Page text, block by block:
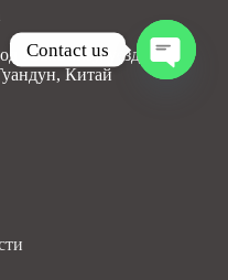
Юаньчжоу, уезд Болуо,
Китай
Contact us